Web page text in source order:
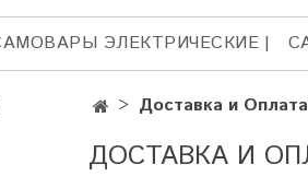
ЭЛЕКТРИЧЕСКИЕ
Доставка и Оплата
ДОСТАВКА И